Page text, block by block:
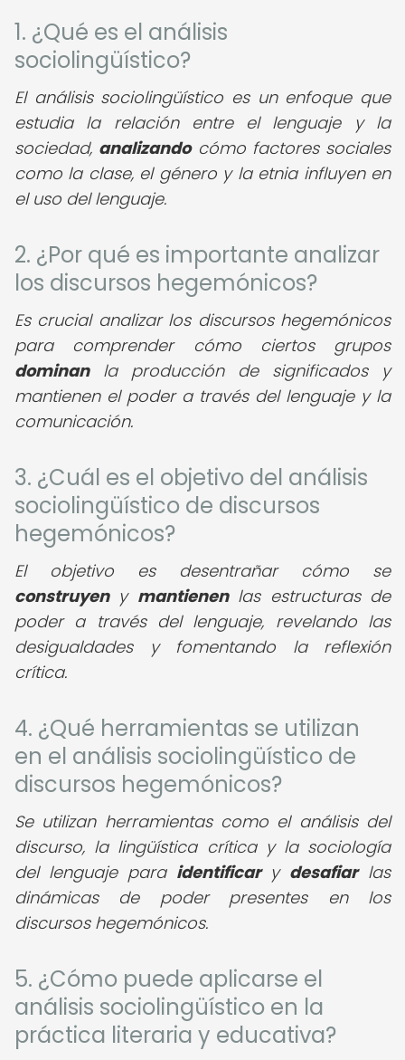
1. ¿Qué es el análisis
sociolingüístico?
El análisis sociolingüístico es un enfoque que
estudia la relación entre el lenguaje y la
sociedad, analizandocómo factores sociales
como la clase, el género y la etnia influyen en
el uso del lenguaje.
2. ¿Por qué es importante analizar
los discursos hegemónicos?
Es crucial analizar los discursos hegemónicos
para comprender cómo ciertos grupos
dominanla producción de significados y
mantienen el poder a través del lenguaje y la
comunicación.
3. ¿Cuál es el objetivo del análisis
sociolingüístico de discursos
hegemónicos?
El objetivo es desentrañar cómo se
construyeny mantienenlas estructuras de
poder a través del lenguaje, revelando las
desigualdades y fomentando la reflexión
crítica.
4. ¿Qué herramientas se utilizan
en el análisis sociolingüístico de
discursos hegemónicos?
Se utilizan herramientas como el análisis del
discurso, la lingüística crítica y la sociología
del lenguaje para identificary desafiarlas
dinámicas de poder presentes en los
discursos hegemónicos.
5. ¿Cómo puede aplicarse el
análisis sociolingüístico en la
práctica literaria y educativa?